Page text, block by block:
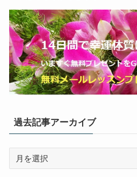
過去記事アーカイブ